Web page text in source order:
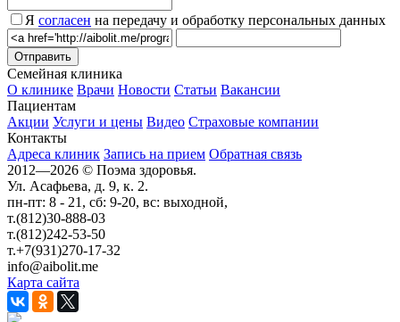
Я согласен на передачу и обработку персональных данных
Семейная клиника
О клинике Врачи Новости Статьи Вакансии
Пациентам
Акции Услуги и цены Видео Страховые компании
Контакты
Адреса клиник Запись на прием Обратная связь
2012—2026 © Поэма здоровья.
Ул. Асафьева, д. 9, к. 2.
пн-пт: 8 - 21, cб: 9-20, вс: выходной,
т.(812)30-888-03
т.(812)242-53-50
т.+7(931)270-17-32
info@aibolit.me
Карта сайта